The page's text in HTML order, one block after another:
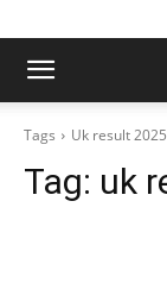
Tags Uk result 2025
Tag: uk